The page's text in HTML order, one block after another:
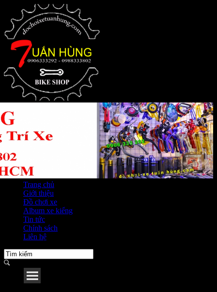
Trang chủ
Giới thiệu
Đồ chơi xe
Album xe kiểng
Tin tức
Chính sách
Liên hệ